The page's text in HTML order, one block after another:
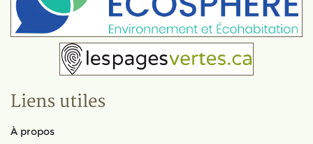
Liens utiles
À propos